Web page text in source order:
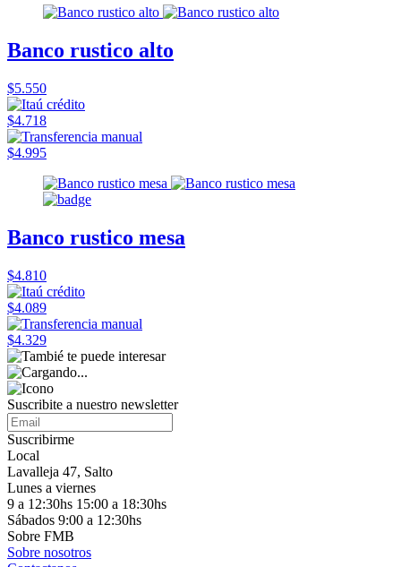
Banco rustico alto
$5.550
$4.718
$4.995
Banco rustico mesa
$4.810
$4.089
$4.329
Suscribite a nuestro newsletter
Suscribirme
Local
Lavalleja 47, Salto
Lunes a viernes
9 a 12:30hs 15:00 a 18:30hs
Sábados 9:00 a 12:30hs
Sobre FMB
Sobre nosotros